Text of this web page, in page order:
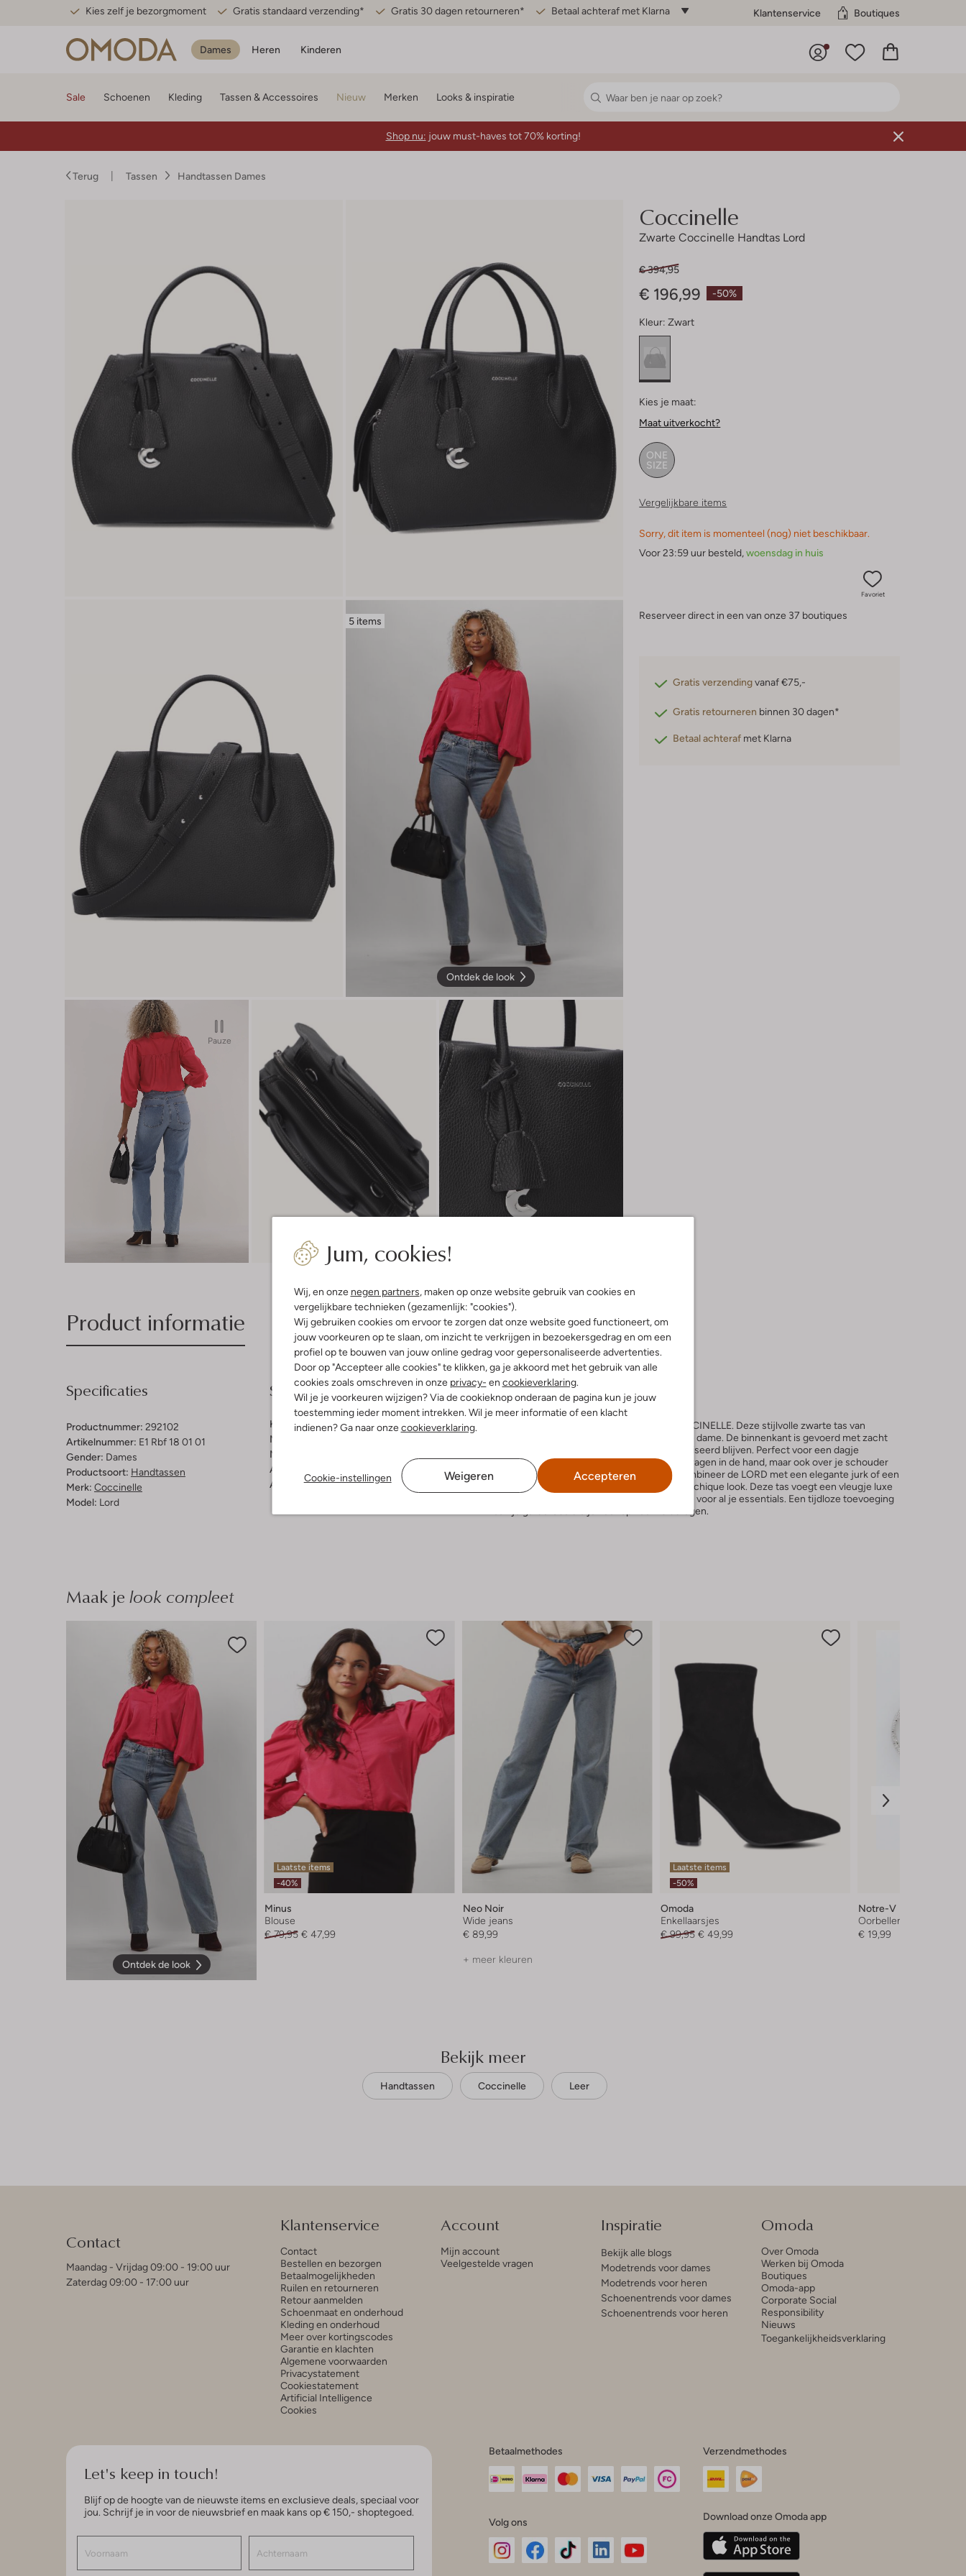
Kies zelf je bezorgmoment Gratis standaard verzending* Gratis 30 dagen retourneren* Betaal achteraf met Klarna Klantenservice Boutiques
Dames Heren Kinderen
Jum, cookies!
Wij, en onze negen partners, maken op onze website gebruik van cookies en
vergelijkbare technieken (gezamenlijk: "cookies").
Wij gebruiken cookies om ervoor te zorgen dat onze website goed functioneert, om
jouw voorkeuren op te slaan, om inzicht te verkrijgen in bezoekersgedrag en om een
profiel op te bouwen van jouw online gedrag voor gepersonaliseerde advertenties.
Door op "Accepteer alle cookies" te klikken, ga je akkoord met het gebruik van alle
cookies zoals omschreven in onze privacy- en cookieverklaring.
Wil je je voorkeuren wijzigen? Via de cookieknop onderaan de pagina kun je jouw
toestemming ieder moment intrekken. Wil je meer informatie of een klacht
indienen? Ga naar onzecookieverklaring.
Cookie-instellingen Weigeren Accepteren
Sale Schoenen Kleding Tassen & Accessoires Nieuw Merken Looks & inspiratie
Shop nu: jouw must-haves tot 70% korting!
Terug Tassen Handtassen Dames
5 items
Ontdek de look
Pauze
Coccinelle
Zwarte Coccinelle Handtas Lord
-50%
€ 394,95
€ 196,99
Kleur: Zwart
Kies je maat:
Maat uitverkocht?
ONE
SIZE
Vergelijkbare items
Sorry, dit item is momenteel (nog) niet beschikbaar.
Voor 23:59 uur besteld, woensdag in huis
Favoriet
Reserveer direct in een van onze 37 boutiques
Gratis verzendingvanaf €75,-
Gratis retourneren binnen 30 dagen*
Betaal achteraf met Klarna
Product informatie Bezorgen & retourneren
Specificaties
Productnummer: 292102
Artikelnummer: E1 Rbf 18 01 01
Gender: Dames
Productsoort: Handtassen
Merk: Coccinelle
Model: Lord
Samenstelling & Pasvorm
Kleur:Zwart
Materiaal buitenkant:
Materiaal binnenkant:
Afmetingen:
30 X 12 X 20 Cm
Afneembaar hengsel:Ja
Omschrijving
Maak kennis met de LORD handtas van COCCINELLE. Deze stijlvolle zwarte tas van
hoogwaardig leer is een must-have voor elke dame. De binnenkant is gevoerd met zacht
textiel, waardoor je spullen veilig en georganiseerd blijven. Perfect voor een dagje
shoppen of een avondje uit. Je kunt de tas dragen in de hand, maar ook over je schouder
wanneer je het lange hengsel bevestigt. Combineer de LORD met een elegante jurk of een
casual jeans en blouse voor een moeiteloze, chique look. Deze tas voegt een vleugje luxe
toe aan elke outfit en biedt voldoende ruimte voor al je essentials. Een tijdloze toevoeging
aan je garderobe die je keer op keer zult dragen.
Maak je look compleet
Ontdek de look
Laatste items
-40%
Minus
Blouse
€ 79,95 € 47,99
Neo Noir
Wide jeans
€ 89,99
+ meer kleuren
Laatste items
-50%
Omoda
Enkellaarsjes
€ 99,95 € 49,99
Notre-V
Oorbellen
€ 19,99
Bekijk meer
Handtassen Coccinelle Leer
Contact
Maandag - Vrijdag 09:00 - 19:00 uur
Zaterdag 09:00 - 17:00 uur
Klantenservice
Contact
Bestellen en bezorgen
Betaalmogelijkheden
Ruilen en retourneren
Retour aanmelden
Schoenmaat en onderhoud
Kleding en onderhoud
Meer over kortingscodes
Garantie en klachten
Algemene voorwaarden
Privacystatement
Cookiestatement
Artificial Intelligence
Cookies
Account
Mijn account
Veelgestelde vragen
Inspiratie
Bekijk alle blogs
Modetrends voor dames
Modetrends voor heren
Schoenentrends voor dames
Schoenentrends voor heren
Omoda
Over Omoda
Werken bij Omoda
Boutiques
Omoda-app
Corporate Social
Responsibility
Nieuws
Toegankelijkheidsverklaring
Let's keep in touch!
Blijf op de hoogte van de nieuwste items en exclusieve deals, speciaal voor
jou. Schrijf je in voor de nieuwsbrief en maak kans op € 150,- shoptegoed.
Betaalmethodes
Volg ons
Verzendmethodes
Download onze Omoda app